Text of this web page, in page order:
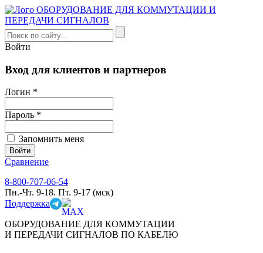
Войти
Вход для клиентов и партнеров
Логин *
Пароль *
Запомнить меня
Сравнение
8-800-707-06-54
Пн.-Чт. 9-18. Пт. 9-17 (мск)
Поддержка
ОБОРУДОВАНИЕ ДЛЯ КОММУТАЦИИ
И ПЕРЕДАЧИ СИГНАЛОВ ПО КАБЕЛЮ